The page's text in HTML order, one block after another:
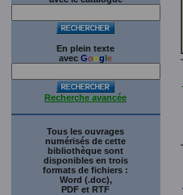
En plein texte
avec Google
Recherche avancée
Tous les ouvrages
numérisés de cette
bibliothèque sont
disponibles en trois
formats de fichiers :
Word (.doc),
PDF et RTF